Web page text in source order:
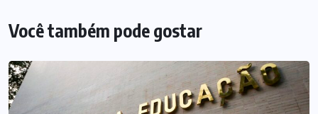
Você também pode gostar